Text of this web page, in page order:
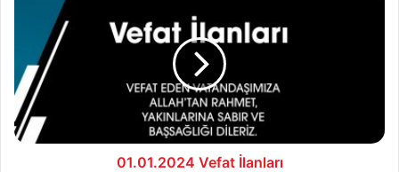
01.01.2024 Vefat İlanları